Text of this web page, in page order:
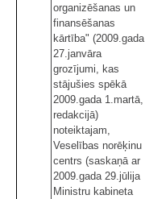
organizēšanas un
finansēšanas
kārtība" (2009.gada
27.janvāra
grozījumi, kas
stājušies spēkā
2009.gada 1.martā,
redakcijā)
noteiktajam,
Veselības norēķinu
centrs (saskaņā ar
2009.gada 29.jūlija
Ministru kabineta